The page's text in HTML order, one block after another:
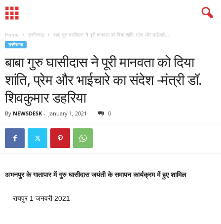
Home छत्तीसगढ़ बाबा गुरु घासीदास ने पूरी मानवता को दिया शांति, प्रेम और भाईचारे...
छत्तीसगढ़
बाबा गुरु घासीदास ने पूरी मानवता को दिया
शांति, प्रेम और भाईचारे का संदेश -मंत्री डॉ.
शिवकुमार डहरिया
By NEWSDESK - January 1, 2021 0
अभनपुर के गातापार में गुरु घासीदास जयंती के समापन कार्यक्रम में हुए शामिल
रायपुर 1 जनवरी 2021